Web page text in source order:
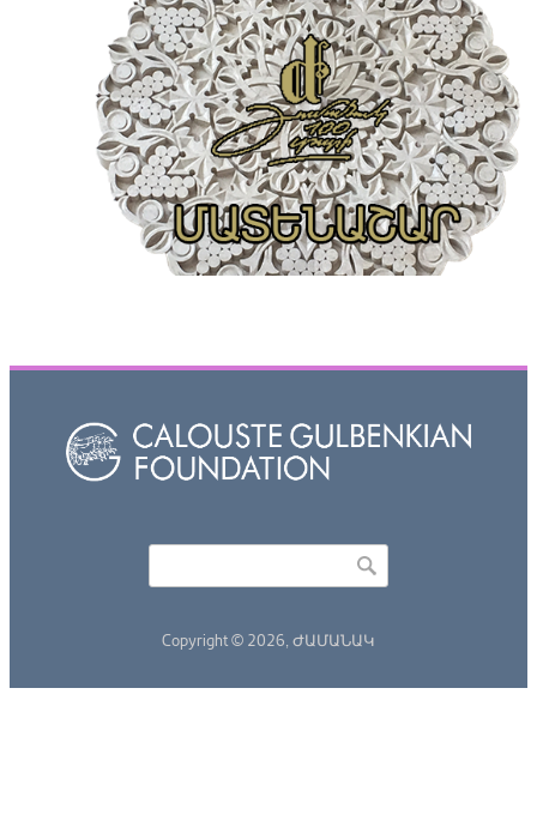
Copyright © 2026, ԺԱՄԱՆԱԿ